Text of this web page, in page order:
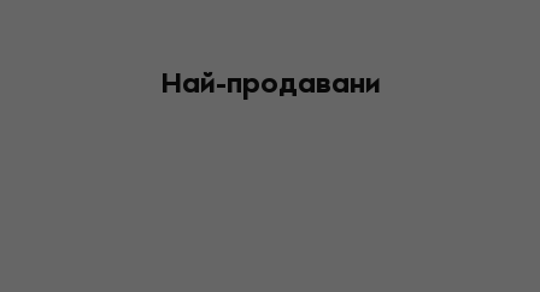
Най-продавани